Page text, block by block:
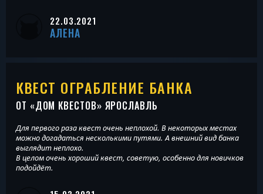
22.03.2021
АЛЕНА
КВЕСТ ОГРАБЛЕНИЕ БАНКА
ОТ «ДОМ КВЕСТОВ» ЯРОСЛАВЛЬ
Для первого раза квест очень неплохой. В некоторых местах
можно догадаться несколькими путями. А внешний вид банка
выглядит неплохо.
В целом очень хороший квест, советую, особенно для новичков
подойдёт.